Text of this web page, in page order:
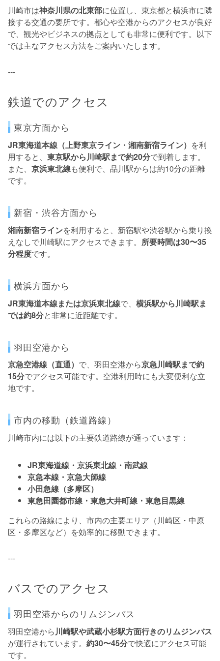
川崎市は神奈川県の北東部に位置し、東京都と横浜市に隣
接する交通の要所です。都心や空港からのアクセスが良好
で、観光やビジネスの拠点としても非常に便利です。以下
では主なアクセス方法をご案内いたします。
---
鉄道でのアクセス
東京方面から
JR東海道本線（上野東京ライン・湘南新宿ライン） を利
用すると、 東京駅から川崎駅まで約20分で到着します。
また、 京浜東北線も便利で、品川駅からは約10分の距離
です。
新宿・渋谷方面から
湘南新宿ラインを利用すると、新宿駅や渋谷駅から乗り換
えなしで川崎駅にアクセスできます。 所要時間は30〜35
分程度です。
横浜方面から
JR東海道本線または京浜東北線で、 横浜駅から川崎駅ま
では約8分と非常に近距離です。
羽田空港から
京急空港線（直通） で、羽田空港から京急川崎駅まで約
15分でアクセス可能です。空港利用時にも大変便利な立
地です。
市内の移動（鉄道路線）
川崎市内には以下の主要鉄道路線が通っています：
JR東海道線・京浜東北線・南武線
京急本線・京急大師線
小田急線（多摩区）
東急田園都市線・東急大井町線・東急目黒線
これらの路線により、市内の主要エリア（川崎区・中原
区・多摩区など）を効率的に移動できます。
---
バスでのアクセス
羽田空港からのリムジンバス
羽田空港から川崎駅や武蔵小杉駅方面行きのリムジンバス
が運行されています。 約30〜45分で快適にアクセス可能
です。